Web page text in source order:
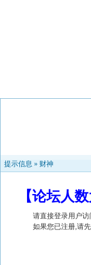
提示信息 » 财神
【论坛人
请直接登录用户
如果您已注册,请